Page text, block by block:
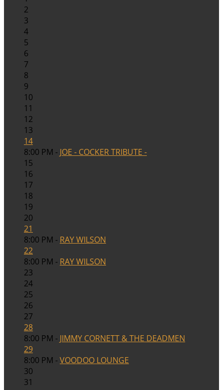
2
3
4
5
6
7
8
9
10
11
12
13
14
8:00 PM - JOE - COCKER TRIBUTE -
15
16
17
18
19
20
21
8:00 PM - RAY WILSON
22
8:00 PM - RAY WILSON
23
24
25
26
27
28
8:00 PM - JIMMY CORNETT & THE DEADMEN
29
8:00 PM -VOODOO LOUNGE
30
31